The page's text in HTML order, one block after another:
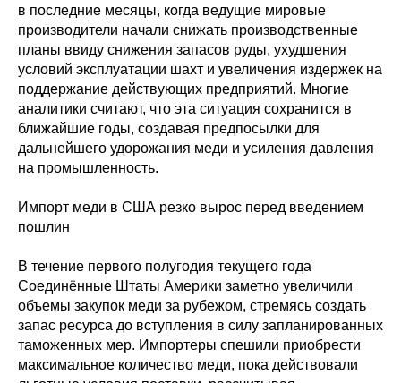
в последние месяцы, когда ведущие мировые
производители начали снижать производственные
планы ввиду снижения запасов руды, ухудшения
условий эксплуатации шахт и увеличения издержек на
поддержание действующих предприятий. Многие
аналитики считают, что эта ситуация сохранится в
ближайшие годы, создавая предпосылки для
дальнейшего удорожания меди и усиления давления
на промышленность.
Импорт меди в США резко вырос перед введением
пошлин
В течение первого полугодия текущего года
Соединённые Штаты Америки заметно увеличили
объемы закупок меди за рубежом, стремясь создать
запас ресурса до вступления в силу запланированных
таможенных мер. Импортеры спешили приобрести
максимальное количество меди, пока действовали